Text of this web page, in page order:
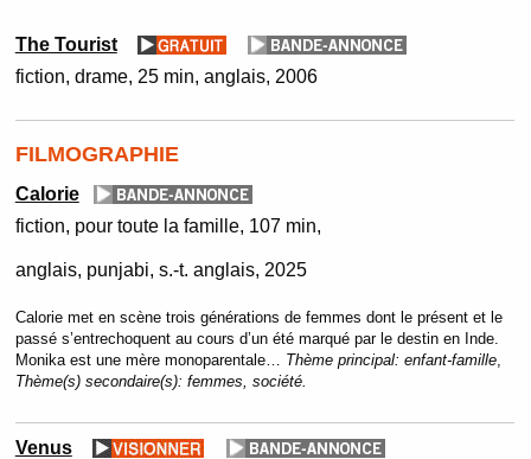
The Tourist
fiction drame 25 min anglais 2006
FILMOGRAPHIE
Calorie
fiction pour toute la famille 107 min
anglais, punjabi, s.-t. anglais 2025
Calorie met en scène trois générations de femmes dont le présent et le
passé s’entrechoquent au cours d’un été marqué par le destin en Inde.
Monika est une mère monoparentale… Thème principal: enfant-famille,
Thème(s) secondaire(s): femmes, société.
Venus